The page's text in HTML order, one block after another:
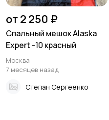
от 2 250 ₽
Спальный мешок Alaska
Expert -10 красный
Москва
7 месяцев назад
Степан Сергеенко